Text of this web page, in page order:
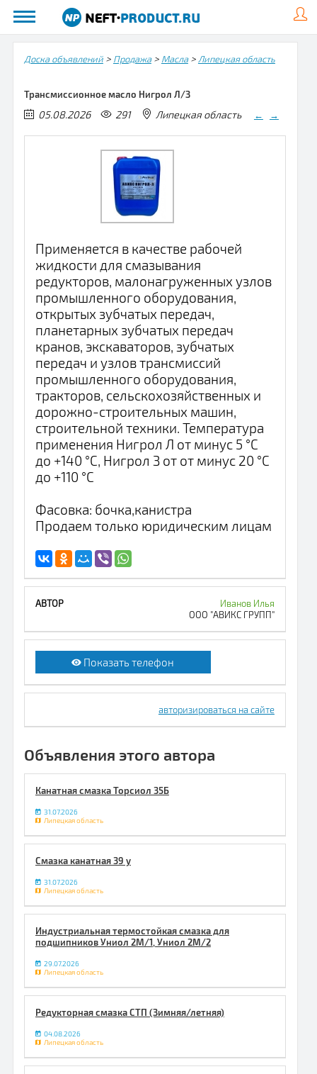
Доска объявлений> Продажа> Масла> Липецкая область
Трансмиссионное масло Нигрол Л/З
05.08.2026 291 Липецкая область ← →
Применяется в качестве рабочей
жидкости для смазывания
редукторов, малонагруженных узлов
промышленного оборудования,
открытых зубчатых передач,
планетарных зубчатых передач
кранов, экскаваторов, зубчатых
передач и узлов трансмиссий
промышленного оборудования,
тракторов, сельскохозяйственных и
дорожно-строительных машин,
строительной техники. Температура
применения Нигрол Л от минус 5 °C
до +140 °C, Нигрол З от от минус 20 °C
до +110 °C
Фасовка: бочка,канистра
Продаем только юридическим лицам
Иванов Илья
ООО "АВИКС ГРУПП"
Показать телефон
авторизироваться на сайте
Объявления этого автора
Канатная смазка Торсиол 35Б
31.07.2026
Липецкая область
Смазка канатная 39 у
31.07.2026
Липецкая область
Индустриальная термостойкая смазка для
подшипников Униол 2М/1, Униол 2М/2
29.07.2026
Липецкая область
Редукторная смазка СТП (Зимняя/летняя)
04.08.2026
Липецкая область